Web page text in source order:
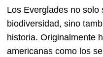
Los Everglades no solo
biodiversidad, sino
historia. Originalmente
americanas como los